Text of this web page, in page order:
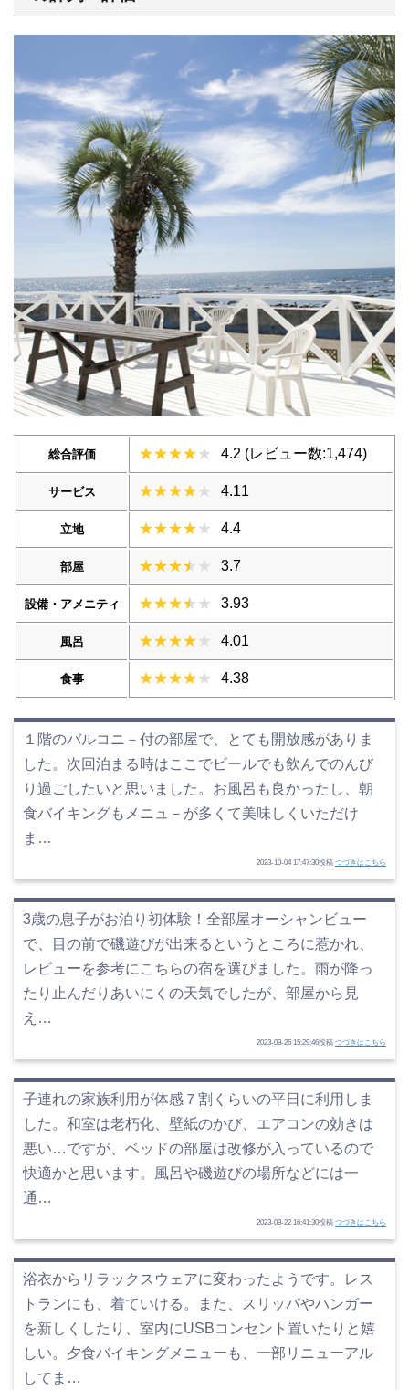
総合評価 4.2 (レビュー数:1,474)
サービス 4.11
立地 4.4
部屋 3.7
設備・アメニティ 3.93
風呂 4.01
食事 4.38
１階のバルコニ－付の部屋で、とても開放感がありま
した。次回泊まる時はここでビールでも飲んでのんび
り過ごしたいと思いました。お風呂も良かったし、朝
食バイキングもメニュ－が多くて美味しくいただけ
ま…
2023-10-04 17:47:30投稿 つづきはこちら
3歳の息子がお泊り初体験！全部屋オーシャンビュー
で、目の前で磯遊びが出来るというところに惹かれ、
レビューを参考にこちらの宿を選びました。雨が降っ
たり止んだりあいにくの天気でしたが、部屋から見
え…
2023-09-26 15:29:46投稿 つづきはこちら
子連れの家族利用が体感７割くらいの平日に利用しま
した。和室は老朽化、壁紙のかび、エアコンの効きは
悪い…ですが、ベッドの部屋は改修が入っているので
快適かと思います。風呂や磯遊びの場所などには一
通…
2023-09-22 16:41:30投稿 つづきはこちら
浴衣からリラックスウェアに変わったようです。レス
トランにも、着ていける。また、スリッパやハンガー
を新しくしたり、室内にUSBコンセント置いたりと嬉
しい。夕食バイキングメニューも、一部リニューアル
してま…